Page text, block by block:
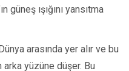
ışığını yansıtma
arasında yer alır ve bu
arka yüzüne düşer. Bu